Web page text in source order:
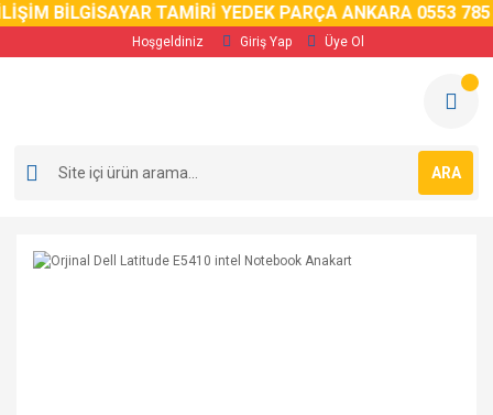
BİLGİSAYAR TAMİRİ YEDEK PARÇA ANKARA 0553 785
Hoşgeldiniz Giriş Yap Üye Ol
ARA